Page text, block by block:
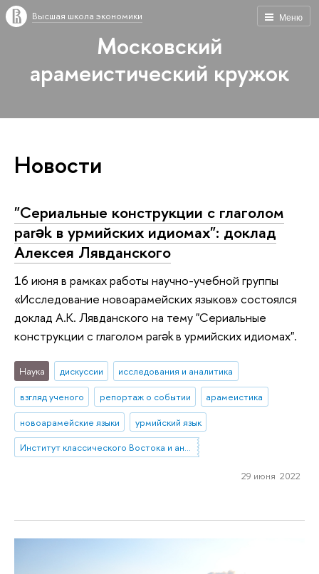
Меню
Высшая школа экономики
Московский
арамеистический кружок
Новости
"Сериальные конструкции с глаголом
parək в урмийских идиомах": доклад
Алексея Лявданского
16 июня в рамках работы научно-учебной группы
«Исследование новоарамейских языков» состоялся
доклад А.К. Лявданского на тему "Сериальные
конструкции с глаголом parək в урмийских идиомах".
Наука дискуссии
исследования и аналитика
взгляд ученого
репортаж о событии
арамеистика
новоарамейские языки
урмийский язык
Институт классического Востока и античности
29 июня 2022